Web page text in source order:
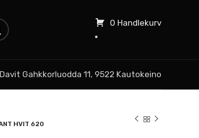
0 Handlekurv
Davit Gahkkorluodda 11, 9522 Kautokeino
HVIT 620